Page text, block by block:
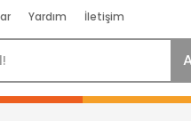
Yardım İletişim